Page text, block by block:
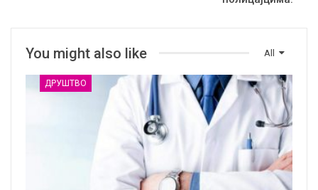
All
You might also like
ДРУШТВО